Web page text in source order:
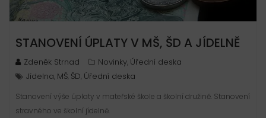
STANOVENÍ ÚPLATY V MŠ, ŠD A JÍDELNĚ
Zdeněk Strnad Novinky Úřední deska
Jídelna MŠ ŠD Úřední deska
Stanovení výše úplaty v mateřské škole a školní družině. Stanovení
stravného ve školní jídelně.